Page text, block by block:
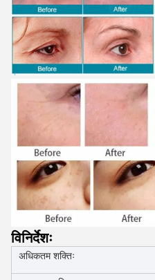
विनिर्देशः
अधिकतम शक्तिः